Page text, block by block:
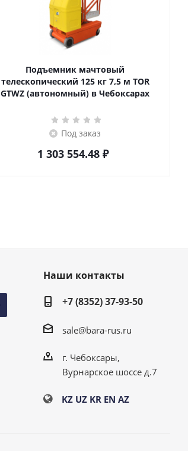
Подъемник мачтовый
телескопический 125 кг 7,5 м TOR
GTWZ (автономный) в Чебоксарах
Под заказ
1 303 554.48 ₽
Наши контакты
+7 (8352) 37-93-50
sale@bara-rus.ru
г. Чебоксары,
Вурнарское шоссе д.7
KZ UZ KR EN AZ